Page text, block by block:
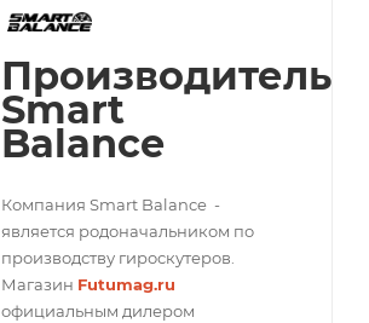
Производитель
Smart
Balance
Компания Smart Balance -
является родоначальником по
производству гироскутеров.
Магазин Futumag.ru
официальным дилером